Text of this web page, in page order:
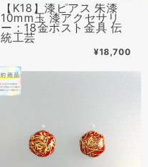
【K18】漆ピアス 朱漆
10mm玉 漆アクセサリ
ー：18金ポスト金具 伝
統工芸
¥18,700